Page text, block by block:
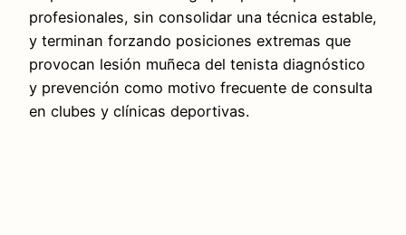
profesionales, sin consolidar una técnica estable,
y terminan forzando posiciones extremas que
provocan lesión muñeca del tenista diagnóstico
y prevención como motivo frecuente de consulta
en clubes y clínicas deportivas.